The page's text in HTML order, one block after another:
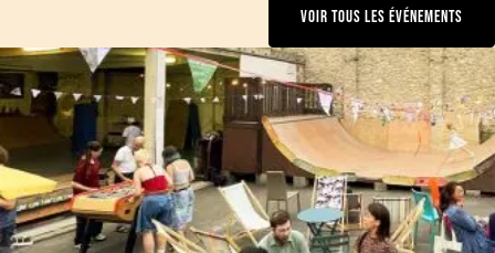
VOIR TOUS LES ÉVÉNEMENTS